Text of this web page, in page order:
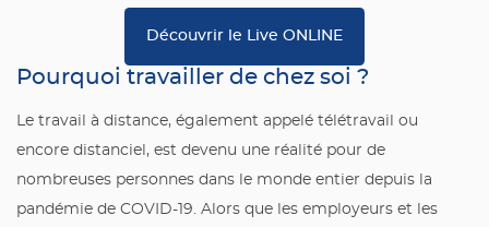
Découvrir le Live ONLINE
Pourquoi travailler de chez soi ?
Le travail à distance, également appelé télétravail ou
encore distanciel, est devenu une réalité pour de
nombreuses personnes dans le monde entier depuis la
pandémie de COVID-19. Alors que les employeurs et les